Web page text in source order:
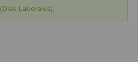
(Días Laborales).